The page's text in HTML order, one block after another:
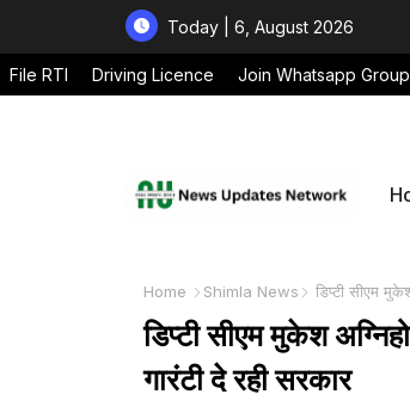
Today | 6, August 2026
File RTI Driving Licence Join Whatsapp Group
Home Shimla News डिप्टी सीएम
डिप्टी सीएम मुकेश
गारंटी दे रही सरकार